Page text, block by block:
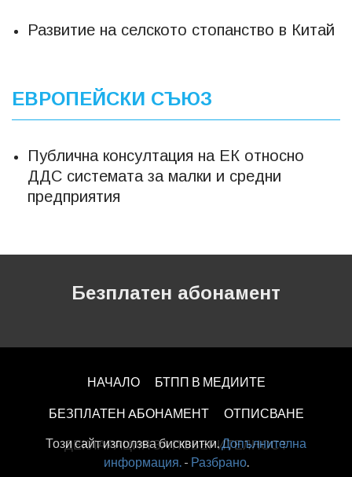
Развитие на селското стопанство в Китай
ЕВРОПЕЙСКИ СЪЮЗ
Публична консултация на ЕК относно
ДДС системата за малки и средни
предприятия
Безплатен абонамент
НАЧАЛО БТПП В МЕДИИТЕ
БЕЗПЛАТЕН AБОНАМЕНТ ОТПИСВАНЕ
ДЕКЛАРАЦИЯ ЗА ПОВЕРИТЕЛНОСT
Този сайт използва бисквитки.Допълнителна
информация.- Разбрано.